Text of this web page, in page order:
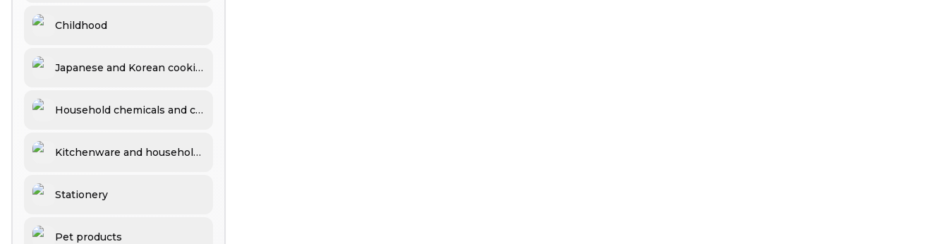
Childhood
Japanese and Korean cooking
Household chemicals and cosmetics
Kitchenware and household goods
Stationery
Pet products